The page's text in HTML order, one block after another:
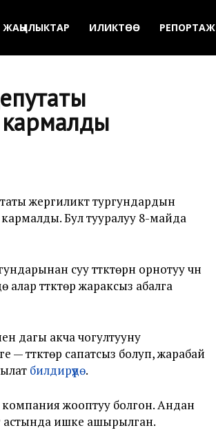
ЖАҢЫЛЫКТАР ИЛИКТӨӨ РЕПОРТАЖ
жергиликтүү тургундардын
Бул тууралуу 8-майда
суу түтүктөрүн орнотуу үчүн
алар түтүктөр жараксыз абалга
дагы акча чогултууну
түтүктөр сапатсыз болуп, жарабай
билдирүүдө.
компания жооптуу болгон. Андан
астында ишке ашырылган.